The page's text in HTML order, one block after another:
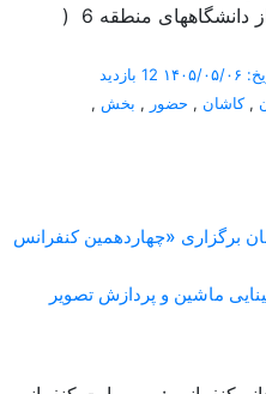
در این دوره از مسابقات 11 تیم ( از دانشگاههای منطقه 6 (
۰۵/۰۶
12 بازدید
,کاشان , حضور , بخش ,
برگزاری «چهاردهمین کنفرانس
ماشین و پردازش تصویر